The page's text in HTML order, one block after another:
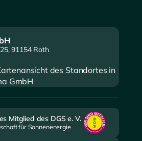
91154 Roth
Mitglied des DGS e. V.
für Sonnenenergie